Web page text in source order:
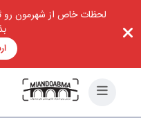
لحظات خاص از شهرمون رو